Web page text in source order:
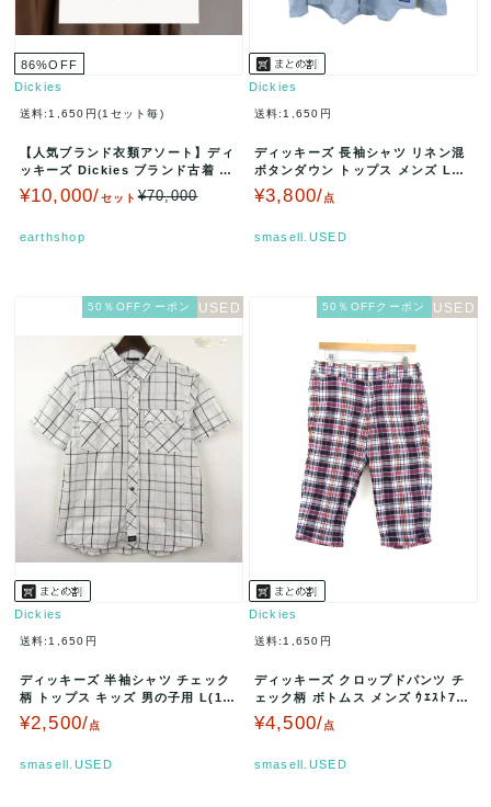
86%OFF
Dickies
送料:1,650円(1セット毎)
【人気ブランド衣類アソート】ディ
ッキーズ Dickies ブランド古着 10
点セット★検品済・OP…
¥10,000/セット¥70,000
earthshop
Dickies
送料:1,650円
ディッキーズ 長袖シャツ リネン混
ボタンダウン トップス メンズ Lサ
イズ ブルー Dickies…
¥3,800/点
smasell.USED
50％OFFクーポン
Dickies
送料:1,650円
ディッキーズ 半袖シャツ チェック
柄 トップス キッズ 男の子用 L(10-
12)サイズ ホワイト系…
¥2,500/点
smasell.USED
50％OFFクーポン
Dickies
送料:1,650円
ディッキーズ クロップドパンツ チ
ェック柄 ボトムス メンズ ｳｴｽﾄ76
(30)サイズ ネイビー系…
¥4,500/点
smasell.USED